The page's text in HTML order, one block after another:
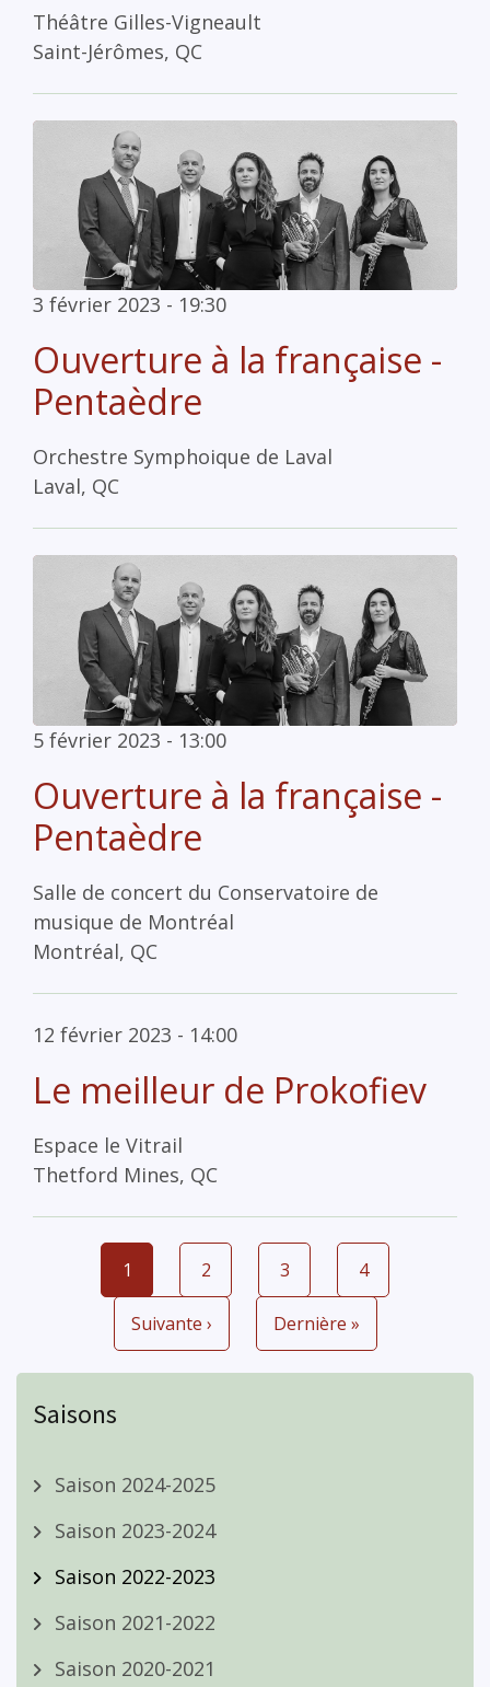
Théâtre Gilles-Vigneault
Saint-Jérômes, QC
3 février 2023 - 19:30
Ouverture à la française -
Pentaèdre
Orchestre Symphoique de Laval
Laval, QC
5 février 2023 - 13:00
Ouverture à la française -
Pentaèdre
Salle de concert du Conservatoire de
musique de Montréal
Montréal, QC
12 février 2023 - 14:00
Le meilleur de Prokofiev
Espace le Vitrail
Thetford Mines, QC
PaginationPage
courante
1 Page
2 Page
3 Page
4
Page
suivante
Suivante › Dernière
page
Dernière »
Saisons
Saison 2024-2025
Saison 2023-2024
Saison 2022-2023
Saison 2021-2022
Saison 2020-2021